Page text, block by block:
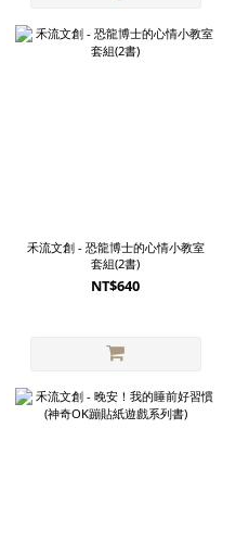
禾流文創 - 恐龍博士的心情小教室
套組(2書)
NT$640